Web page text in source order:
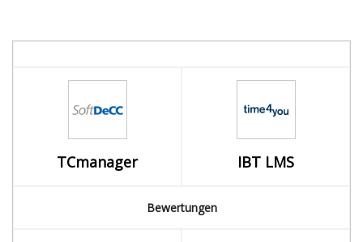
TCmanager IBT LMS
Bewertungen